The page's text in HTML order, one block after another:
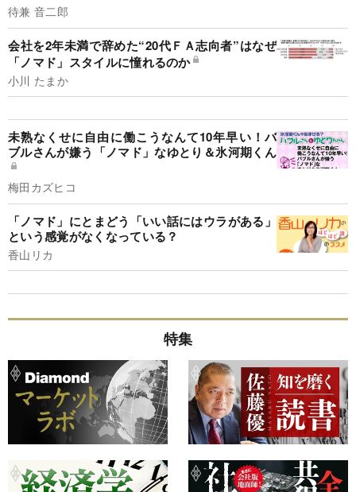
待兼 音二郎
会社を2年未満で辞めた“20代ＦＡ志向者”はなぜ
「ノマド」スタイルに憧れるのか
小川 たまか
未熟なくせに自由に働こうなんて10年早い！バ
ブルさんが嫌う「ノマド」なゆとり＆氷河期くん
梅田カズヒコ
「ノマド」にとまどう「いい話にはウラがある」
という感覚がなくなっている？
香山リカ
特集